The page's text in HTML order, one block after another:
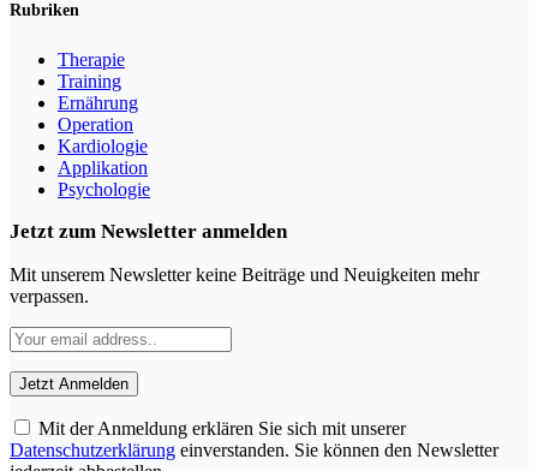
Rubriken
Therapie
Training
Ernährung
Operation
Kardiologie
Applikation
Psychologie
Jetzt zum Newsletter anmelden
Mit unserem Newsletter keine Beiträge und Neuigkeiten mehr
verpassen.
Mit der Anmeldung erklären Sie sich mit unserer
Datenschutzerklärung einverstanden. Sie können den Newsletter